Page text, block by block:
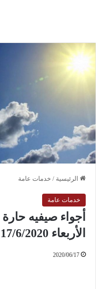
الرئيسية / خدمات عامة
خدمات عامة
أجواء صيفيه حارة
الأربعاء 17/6/2020
2020/06/17